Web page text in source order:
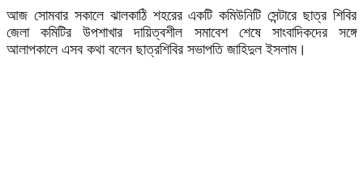
আজ সোমবার সকালে ঝালকাঠি শহরের একটি কমিউনিটি সেন্টারে ছাত্র শিবির
জেলা কমিটির উপশাখার দায়িত্বশীল সমাবেশ শেষে সাংবাদিকদের সঙ্গে
আলাপকালে এসব কথা বলেন ছাত্রশিবির সভাপতি জাহিদুল ইসলাম।